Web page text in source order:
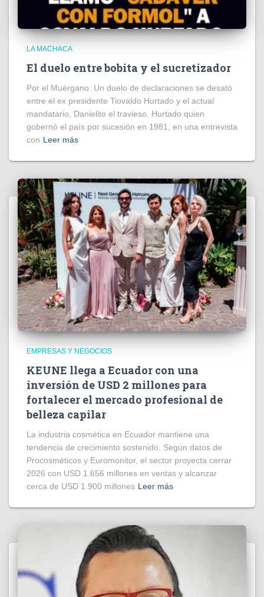
LA MACHACA
El duelo entre bobita y el sucretizador
Por el Muérgano. Un duelo de declaraciones se desató
entre el ex presidente Tiovaldo Hurtado y el actual
mandatario, Danielito el travieso. Hurtado quien
gobernó el país por sucesión en 1981, en una entrevista
con Leer más
EMPRESAS Y NEGOCIOS
KEUNE llega a Ecuador con una
inversión de USD 2 millones para
fortalecer el mercado profesional de
belleza capilar
La industria cosmética en Ecuador mantiene una
tendencia de crecimiento sostenido. Según datos de
Procosméticos y Euromonitor, el sector proyecta cerrar
2026 con USD 1.656 millones en ventas y alcanzar
cerca de USD 1.900 millones Leer más